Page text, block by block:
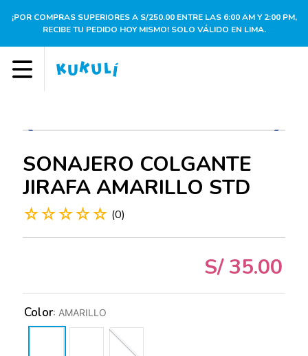
¡POR COMPRAS SUPERIORES A S/250.00 ENTRE LAS 6:00 AM Y 2:00 PM,
RECIBE TU PEDIDO HOY MISMO! SOLO VÁLIDO EN LIMA.
SONAJERO COLGANTE
JIRAFA AMARILLO STD
☆☆☆☆☆ (0)
S/ 35.00
Color: AMARILLO